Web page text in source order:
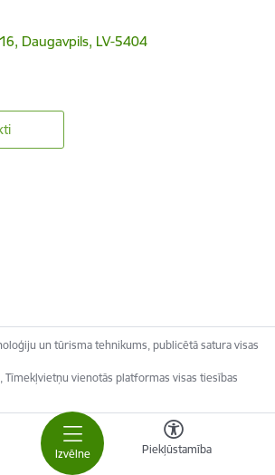
Izvēlne Piekļūstamība
Daugavpils, LV-5404
un tūrisma tehnikums, publicētā satura visas
Tīmekļvietņu vienotās platformas visas tiesības